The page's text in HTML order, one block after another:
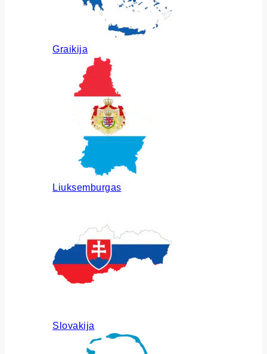
Graikija
Liuksemburgas
Slovakija